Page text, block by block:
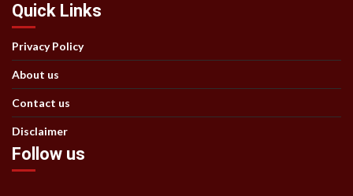
Quick Links
Privacy Policy
About us
Contact us
Disclaimer
Follow us